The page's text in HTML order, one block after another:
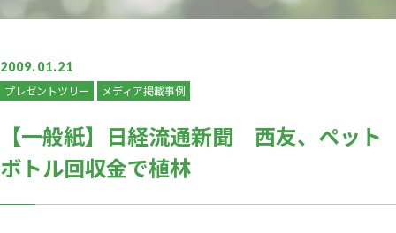
2009.01.21
プレゼントツリー
メディア掲載事例
【一般紙】日経流通新聞 西友、ペット
ボトル回収金で植林